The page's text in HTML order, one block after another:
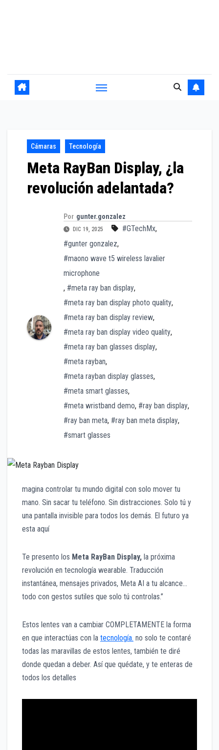
Cámaras Tecnología
Meta RayBan Display, ¿la
revolución adelantada?
Por gunter.gonzalez
DIC 19, 2025 #GTechMx,
#gunter gonzalez,
#maono wave t5 wireless lavalier
microphone
, #meta ray ban display,
#meta ray ban display photo quality,
#meta ray ban display review,
#meta ray ban display video quality,
#meta ray ban glasses display,
#meta rayban,
#meta rayban display glasses,
#meta smart glasses,
#meta wristband demo, #ray ban display,
#ray ban meta, #ray ban meta display,
#smart glasses
magina controlar tu mundo digital con solo mover tu
mano. Sin sacar tu teléfono. Sin distracciones. Solo tú y
una pantalla invisible para todos los demás. El futuro ya
esta aquí
Te presento los Meta RayBan Display, la próxima
revolución en tecnología wearable. Traducción
instantánea, mensajes privados, Meta AI a tu alcance…
todo con gestos sutiles que solo tú controlas.”
Estos lentes van a cambiar COMPLETAMENTE la forma
en que interactúas con la tecnología. no solo te contaré
todas las maravillas de estos lentes, también te diré
donde quedan a deber. Así que quédate, y te enteras de
todos los detalles